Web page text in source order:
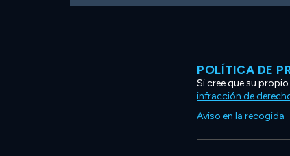
POLÍTICA DE
Si cree que su
infracción de
Aviso en la recogida